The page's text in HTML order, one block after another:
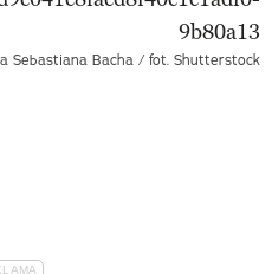
Sebastiana Bacha / fot. Shutterstock